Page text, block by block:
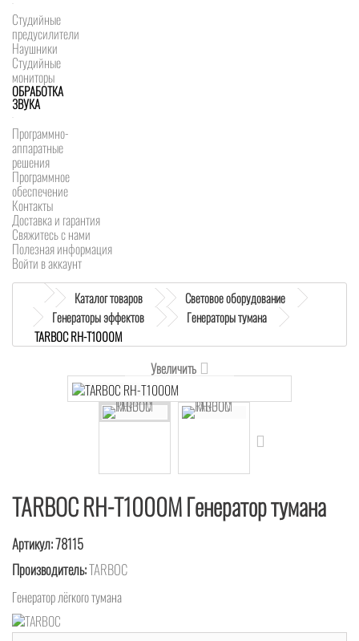
Студийные
предусилители
Наушники
Студийные
мониторы
ОБРАБОТКА
ЗВУКА
Программно-
аппаратные
решения
Программное
обеспечение
Контакты
Доставка и гарантия
Свяжитесь с нами
Полезная информация
Войти в аккаунт
Каталог товаров
Световое оборудование
Генераторы эффектов
Генераторы тумана
TARBOC RH-T1000M
Увеличить
TARBOC RH-T1000M Генератор тумана
Артикул:78115
Производитель:TARBOC
Генератор лёгкого тумана